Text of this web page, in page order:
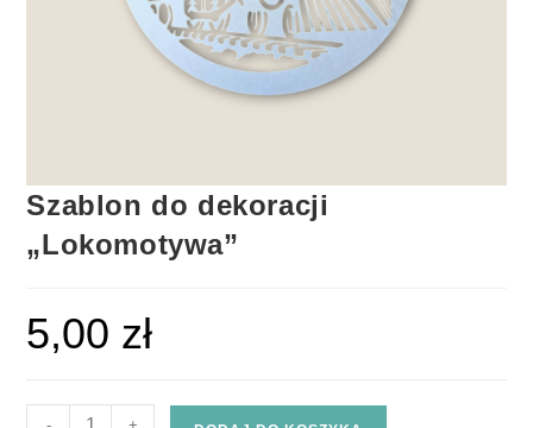
Szablon do dekoracji
„Lokomotywa”
5,00 zł